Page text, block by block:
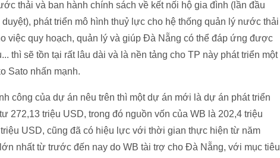
thải và ban hành chính sách về kết nối hộ gia đình (lần đầu
phát triển mô hình thuỷ lực cho hệ thống quản lý nước thải
việc quy hoạch, quản lý và giúp Đà Nẵng có thể đáp ứng được
thì sẽ tồn tại rất lâu dài và là nền tảng cho TP này phát triển một
Sato nhấn mạnh.
công của dự án nêu trên thì một dự án mới là dự án phát triển
272,13 triệu USD, trong đó nguồn vốn của WB là 202,4 triệu
USD, cũng đã có hiệu lực với thời gian thực hiện từ năm
nhất từ trước đến nay do WB tài trợ cho Đà Nẵng, với mục tiêu